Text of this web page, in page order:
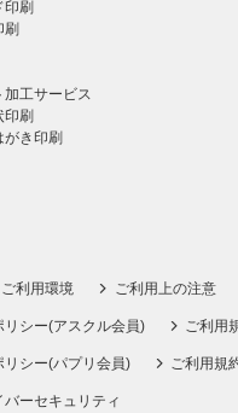
印刷
刷
工サービス
印刷
がき印刷
ご利用環境 ご利用上の注意
リシー(アスクル会員) ご利用
リシー(パプリ会員) ご利用規
ーセキュリティ